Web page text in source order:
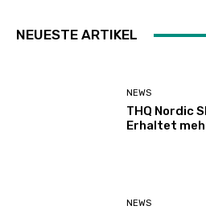
NEUESTE ARTIKEL
NEWS
THQ Nordic
Erhaltet
NEWS